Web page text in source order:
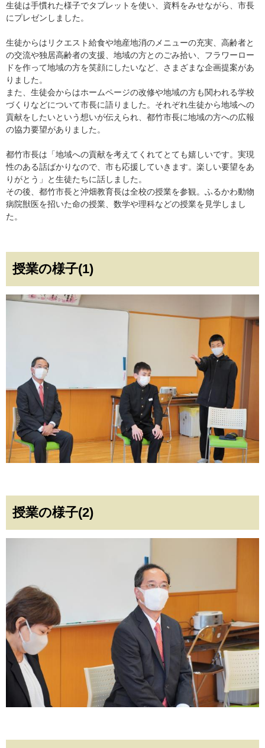
生徒は手慣れた様子でタブレットを使い、資料をみせながら、市長
にプレゼンしました。
生徒からはリクエスト給食や地産地消のメニューの充実、高齢者と
の交流や独居高齢者の支援、地域の方とのごみ拾い、フラワーロー
ドを作って地域の方を笑顔にしたいなど、さまざまな企画提案があ
りました。
また、生徒会からはホームページの改修や地域の方も関われる学校
づくりなどについて市長に語りました。それぞれ生徒から地域への
貢献をしたいという想いが伝えられ、都竹市長に地域の方への広報
の協力要望がありました。
都竹市長は「地域への貢献を考えてくれてとても嬉しいです。実現
性のある話ばかりなので、市も応援していきます。楽しい要望をあ
りがとう」と生徒たちに話しました。
その後、都竹市長と沖畑教育長は全校の授業を参観。ふるかわ動物
病院獣医を招いた命の授業、数学や理科などの授業を見学しまし
た。
授業の様子(1)
授業の様子(2)